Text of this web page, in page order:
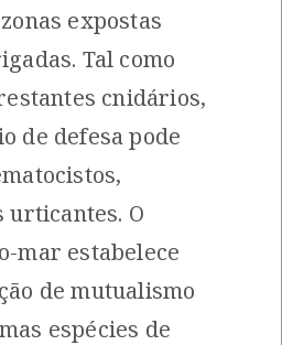
12
Louva-a-deus
[Comum]
Autóctone
Nicole Viana
expostas
Tal como
cnidários,
de defesa pode
urticantes. O
mar estabelece
de mutualismo
espécies de